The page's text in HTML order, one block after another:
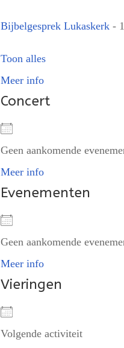
Bijbelgesprek Lukaskerk -
Toon alles
Meer info
Concert
Geen aankomende
Meer info
Evenementen
Geen aankomende
Meer info
Vieringen
Volgende activiteit